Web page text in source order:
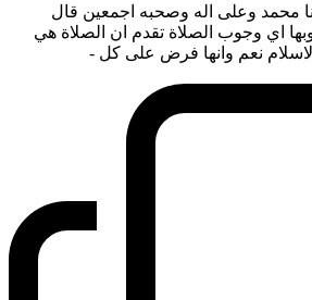
محمد وعلى اله وصحبه اجمعين قال
اي وجوب الصلاة تقدم ان الصلاة هي
نعم وانها فرض على كل -